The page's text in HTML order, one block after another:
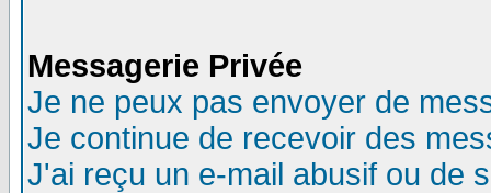
Messagerie Privée
Je ne peux pas envoyer de
Je continue de recevoir des
J'ai reçu un e-mail abusif ou de